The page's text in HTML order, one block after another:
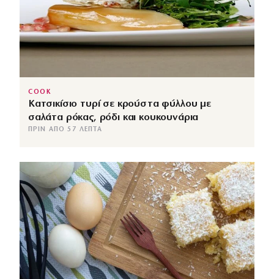
COOK
Κατσικίσιο τυρί σε κρούστα φύλλου με
σαλάτα ρόκας, ρόδι και κουκουνάρια
ΠΡΙΝ ΑΠΌ 57 ΛΕΠΤΆ